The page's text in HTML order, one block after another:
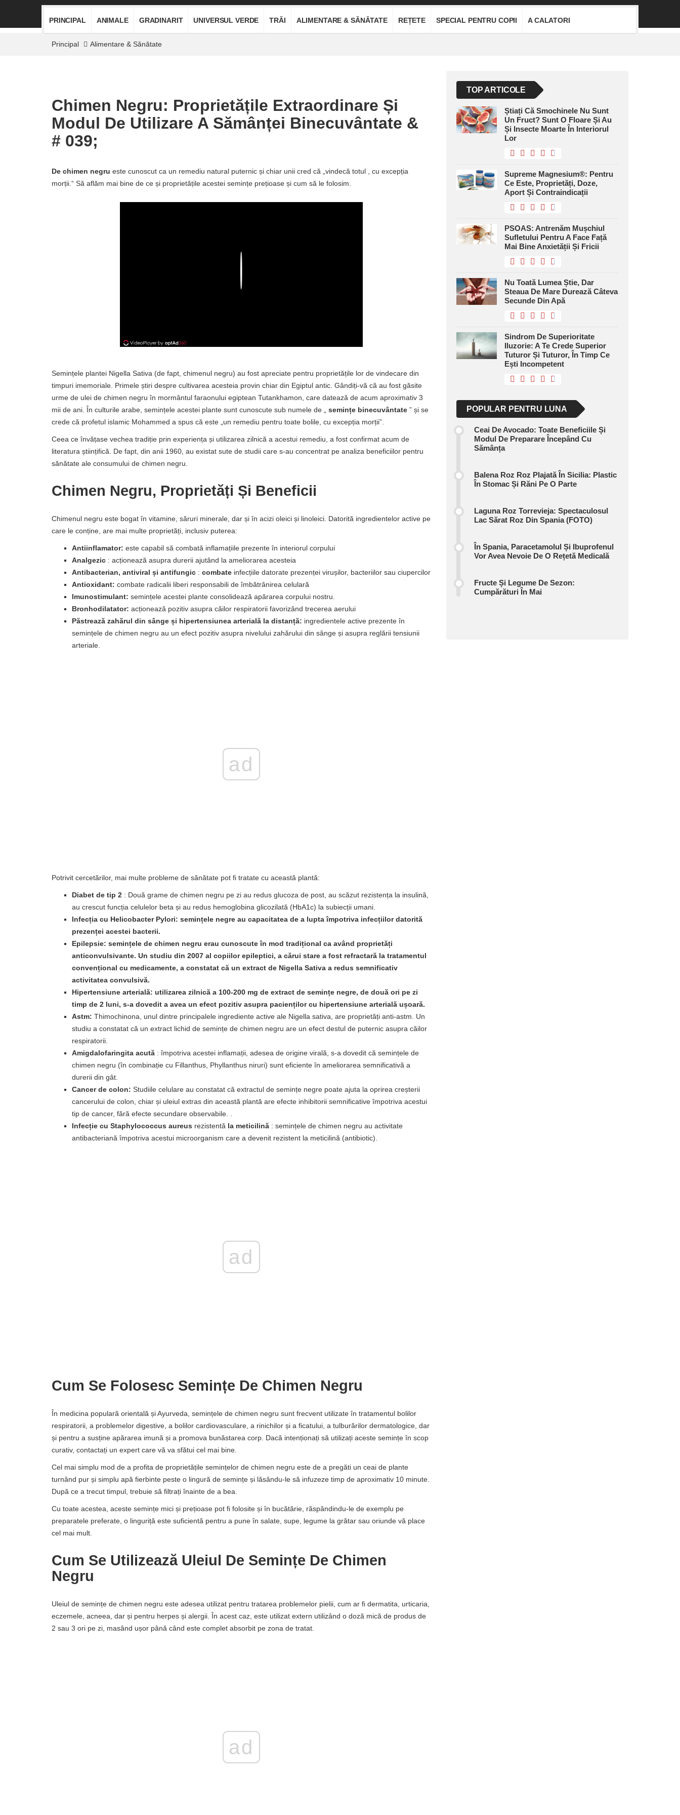
PRINCIPAL ANIMALE GRADINARIT UNIVERSUL VERDE TRĂI ALIMENTARE & SĂNĂTATE REȚETE SPECIAL PENTRU COPII A CALATORI
Principal Alimentare & Sănătate
Chimen Negru: Proprietățile Extraordinare Și
Modul De Utilizare A Sămânței Binecuvântate &
# 039;
De chimen negru este cunoscut ca un remediu natural puternic și chiar unii cred că „vindecă totul , cu excepția
morții.“ Să aflăm mai bine de ce și proprietățile acestei semințe prețioase și cum să le folosim.
Semințele plantei Nigella Sativa (de fapt, chimenul negru) au fost apreciate pentru proprietățile lor de vindecare din
timpuri imemoriale. Primele știri despre cultivarea acesteia provin chiar din Egiptul antic. Gândiți-vă că au fost găsite
urme de ulei de chimen negru în mormântul faraonului egiptean Tutankhamon, care datează de acum aproximativ 3
mii de ani. În culturile arabe, semințele acestei plante sunt cunoscute sub numele de „ semințe binecuvântate ” și se
crede că profetul islamic Mohammed a spus că este „un remediu pentru toate bolile, cu excepția morții”.
Ceea ce învățase vechea tradiție prin experiența și utilizarea zilnică a acestui remediu, a fost confirmat acum de
literatura științifică. De fapt, din anii 1960, au existat sute de studii care s-au concentrat pe analiza beneficiilor pentru
sănătate ale consumului de chimen negru.
Chimen Negru, Proprietăți Și Beneficii
Chimenul negru este bogat în vitamine, săruri minerale, dar și în acizi oleici și linoleici. Datorită ingredientelor active pe
care le conține, are mai multe proprietăți, inclusiv puterea:
Antiinflamator: este capabil să combată inflamațiile prezente în interiorul corpului
Analgezic : acționează asupra durerii ajutând la ameliorarea acesteia
Antibacterian, antiviral și antifungic : combate infecțiile datorate prezenței virușilor, bacteriilor sau ciupercilor
Antioxidant: combate radicalii liberi responsabili de îmbătrânirea celulară
Imunostimulant: semințele acestei plante consolidează apărarea corpului nostru.
Bronhodilatator: acționează pozitiv asupra căilor respiratorii favorizând trecerea aerului
Păstrează zahărul din sânge și hipertensiunea arterială la distanță: ingredientele active prezente în
semințele de chimen negru au un efect pozitiv asupra nivelului zahărului din sânge și asupra reglării tensiunii
arteriale.
ad
Potrivit cercetărilor, mai multe probleme de sănătate pot fi tratate cu această plantă:
Diabet de tip 2 : Două grame de chimen negru pe zi au redus glucoza de post, au scăzut rezistența la insulină,
au crescut funcția celulelor beta și au redus hemoglobina glicozilată (HbA1c) la subiecții umani.
Infecția cu Helicobacter Pylori: semințele negre au capacitatea de a lupta împotriva infecțiilor datorită
prezenței acestei bacterii.
Epilepsie: semințele de chimen negru erau cunoscute în mod tradițional ca având proprietăți
anticonvulsivante. Un studiu din 2007 al copiilor epileptici, a cărui stare a fost refractară la tratamentul
convențional cu medicamente, a constatat că un extract de Nigella Sativa a redus semnificativ
activitatea convulsivă.
Hipertensiune arterială: utilizarea zilnică a 100-200 mg de extract de semințe negre, de două ori pe zi
timp de 2 luni, s-a dovedit a avea un efect pozitiv asupra pacienților cu hipertensiune arterială ușoară.
Astm: Thimochinona, unul dintre principalele ingrediente active ale Nigella sativa, are proprietăți anti-astm. Un
studiu a constatat că un extract lichid de semințe de chimen negru are un efect destul de puternic asupra căilor
respiratorii.
Amigdalofaringita acută : împotriva acestei inflamații, adesea de origine virală, s-a dovedit că semințele de
chimen negru (în combinație cu Fillanthus, Phyllanthus niruri) sunt eficiente în ameliorarea semnificativă a
durerii din gât.
Cancer de colon: Studiile celulare au constatat că extractul de semințe negre poate ajuta la oprirea creșterii
cancerului de colon, chiar și uleiul extras din această plantă are efecte inhibitorii semnificative împotriva acestui
tip de cancer, fără efecte secundare observabile. .
Infecție cu Staphylococcus aureus rezistentă la meticilină : semințele de chimen negru au activitate
antibacteriană împotriva acestui microorganism care a devenit rezistent la meticilină (antibiotic).
ad
Cum Se Folosesc Semințe De Chimen Negru
În medicina populară orientală și Ayurveda, semințele de chimen negru sunt frecvent utilizate în tratamentul bolilor
respiratorii, a problemelor digestive, a bolilor cardiovasculare, a rinichilor și a ficatului, a tulburărilor dermatologice, dar
și pentru a susține apărarea imună și a promova bunăstarea corp. Dacă intenționați să utilizați aceste semințe în scop
curativ, contactați un expert care vă va sfătui cel mai bine.
Cel mai simplu mod de a profita de proprietățile semințelor de chimen negru este de a pregăti un ceai de plante
turnând pur și simplu apă fierbinte peste o lingură de semințe și lăsându-le să infuzeze timp de aproximativ 10 minute.
După ce a trecut timpul, trebuie să filtrați înainte de a bea.
Cu toate acestea, aceste semințe mici și prețioase pot fi folosite și în bucătărie, răspândindu-le de exemplu pe
preparatele preferate, o linguriță este suficientă pentru a pune în salate, supe, legume la grătar sau oriunde vă place
cel mai mult.
Cum Se Utilizează Uleiul De Semințe De Chimen
Negru
Uleiul de semințe de chimen negru este adesea utilizat pentru tratarea problemelor pielii, cum ar fi dermatita, urticaria,
eczemele, acneea, dar și pentru herpes și alergii. În acest caz, este utilizat extern utilizând o doză mică de produs de
2 sau 3 ori pe zi, masând ușor până când este complet absorbit pe zona de tratat.
ad
TOP ARTICOLE
Știați Că Smochinele Nu Sunt
Un Fruct? Sunt O Floare Și Au
Și Insecte Moarte În Interiorul
Lor
Supreme Magnesium®: Pentru
Ce Este, Proprietăți, Doze,
Aport Și Contraindicații
PSOAS: Antrenăm Mușchiul
Sufletului Pentru A Face Față
Mai Bine Anxietății Și Fricii
Nu Toată Lumea Știe, Dar
Steaua De Mare Durează Câteva
Secunde Din Apă
Sindrom De Superioritate
Iluzorie: A Te Crede Superior
Tuturor Și Tuturor, În Timp Ce
Ești Incompetent
POPULAR PENTRU LUNA
Ceai De Avocado: Toate Beneficiile Și
Modul De Preparare Începând Cu
Sămânța
Balena Roz Roz Plajată În Sicilia: Plastic
În Stomac Și Răni Pe O Parte
Laguna Roz Torrevieja: Spectaculosul
Lac Sărat Roz Din Spania (FOTO)
În Spania, Paracetamolul Și Ibuprofenul
Vor Avea Nevoie De O Rețetă Medicală
Fructe Și Legume De Sezon:
Cumpărături În Mai